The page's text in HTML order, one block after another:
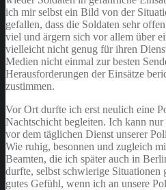
ich mir selbst ein Bild von der
gefallen, dass die Soldaten sehr
viel und ärgern sich vor allem über
vielleicht nicht genug für ihren
Medien nicht einmal zur besten
Herausforderungen der Einsätze
zustimmen.
Vor Ort durfte ich erst neulich eine
Nachtschicht begleiten. Ich kann nur
vor dem täglichen Dienst unserer
Wie ruhig, besonnen und zugleich
Beamten, die ich später auch in
durfte, selbst schwierige Situationen
gutes Gefühl, wenn ich an unsere